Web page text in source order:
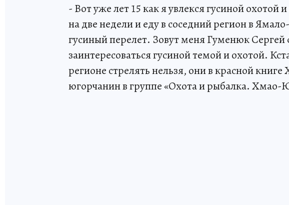
- Вот уже лет 15 как я увлекся гусиной охотой
на две недели и еду в соседний регион в
гусиный перелет. Зовут меня Гуменюк
заинтересоваться гусиной темой и охотой.
регионе стрелять нельзя, они в красной
югорчанин в группе «Охота и рыбалка. Хмао-